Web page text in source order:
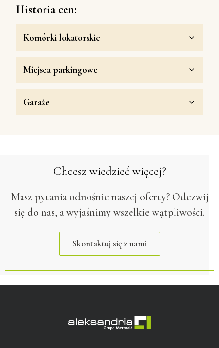
Historia cen:
Komórki lokatorskie
Miejsca parkingowe
Garaże
Chcesz wiedzieć więcej?
Masz pytania odnośnie naszej oferty? Odezwij
się do nas, a wyjaśnimy wszelkie wątpliwości.
Skontaktuj się z nami